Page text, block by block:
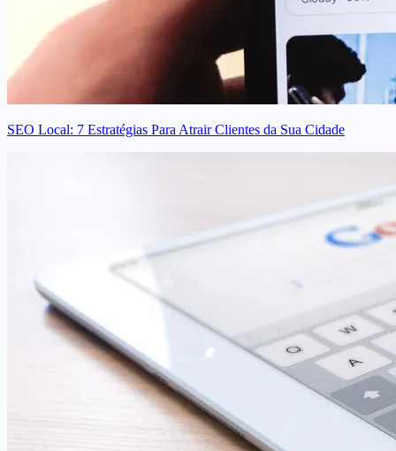
SEO Local: 7 Estratégias Para Atrair Clientes da Sua Cidade